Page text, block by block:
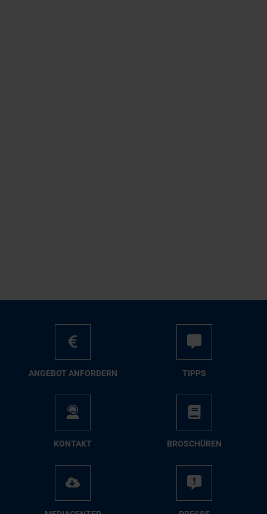
AN­GE­BOT AN­FOR­DERN TIPPS
KON­TAKT BRO­SCHÜ­REN